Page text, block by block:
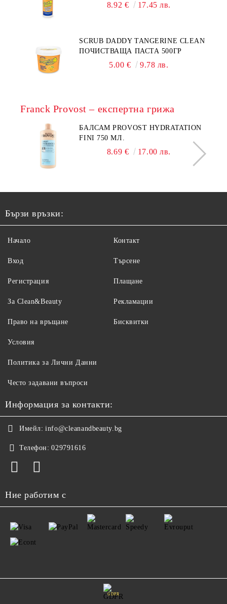
8.92 € 17.45 лв.
SCRUB DADDY TANGERINE CLEAN
ПОЧИСТВАЩА ПАСТА 500ГР
5.00 € 9.78 лв.
Franck Provost – експертна грижа
БАЛСАМ PROVOST HYDRATATION
FINI 750 МЛ.
8.69 € 17.00 лв.
Бързи връзки:
Начало
Вход
Регистрация
За Clean&Beauty
Контакт
Търсене
Плащане
Рекламации
Право на връщане
Условия
Политика за Лични Данни
Често задавани въпроси
Бисквитки
Информация за контакти:
Имейл: info@cleanandbeauty.bg
Телефон: 029791616
Ние работим с
GDPR